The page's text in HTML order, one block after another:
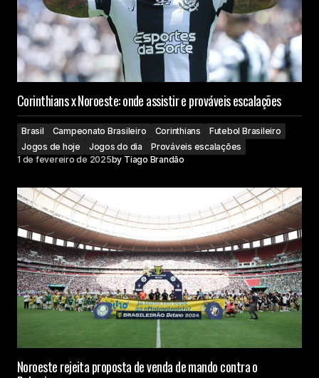
Corinthians x Noroeste: onde assistir e prováveis escalações
Brasil Campeonato Brasileiro Corinthians
Futebol Brasileiro
Jogos de hoje
Jogos do dia
Prováveis escalações
1 de fevereiro de 2025by Tiago Brandão
Noroeste rejeita proposta de venda de mando contra o